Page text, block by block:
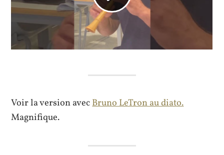
Voir la version avecBruno LeTron au diato.
Magnifique.